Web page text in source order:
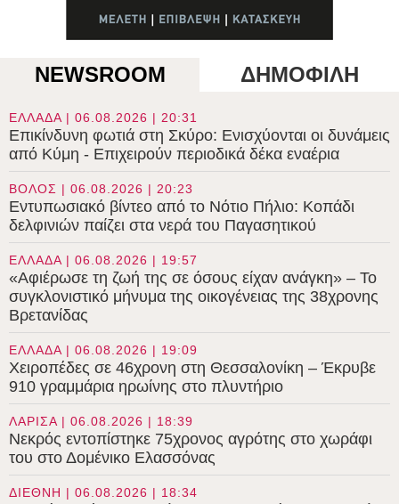
NEWSROOM ΔΗΜΟΦΙΛΗ
ΕΛΛΑΔΑ | 06.08.2026 | 20:31
Επικίνδυνη φωτιά στη Σκύρο: Ενισχύονται οι δυνάμεις
από Κύμη - Επιχειρούν περιοδικά δέκα εναέρια
ΒΟΛΟΣ | 06.08.2026 | 20:23
Εντυπωσιακό βίντεο από το Νότιο Πήλιο: Κοπάδι
δελφινιών παίζει στα νερά του Παγασητικού
ΕΛΛΑΔΑ | 06.08.2026 | 19:57
«Αφιέρωσε τη ζωή της σε όσους είχαν ανάγκη» – Το
συγκλονιστικό μήνυμα της οικογένειας της 38χρονης
Βρετανίδας
ΕΛΛΑΔΑ | 06.08.2026 | 19:09
Χειροπέδες σε 46χρονη στη Θεσσαλονίκη – Έκρυβε
910 γραμμάρια ηρωίνης στο πλυντήριο
ΛΑΡΙΣΑ | 06.08.2026 | 18:39
Νεκρός εντοπίστηκε 75χρονος αγρότης στο χωράφι
του στο Δομένικο Ελασσόνας
ΔΙΕΘΝΗ | 06.08.2026 | 18:34